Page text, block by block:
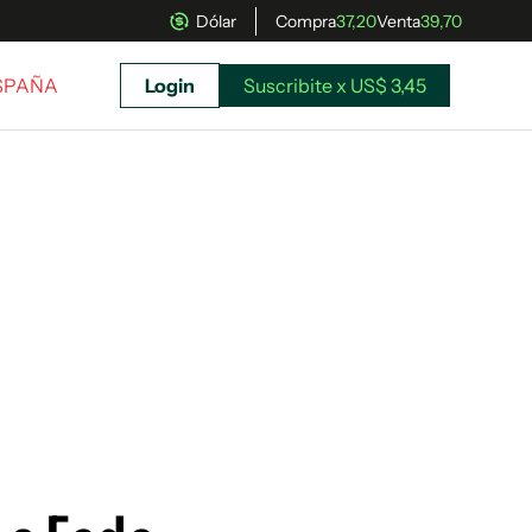
Dólar Compra37,20Venta39,70
Suscribite x US$ 3,45
Login Suscribite x US$ 3,45